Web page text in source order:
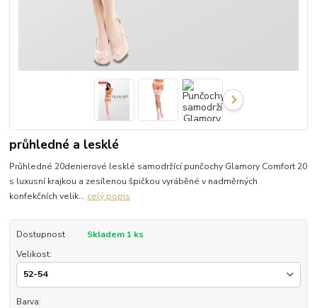
průhledné a lesklé
Průhledné 20denierové lesklé samodržící punčochy Glamory Comfort 20
s luxusní krajkou a zesílenou špičkou vyráběné v nadměrných
konfekčních velik... celý popis
Dostupnost
Skladem 1 ks
Velikost:
Barva: